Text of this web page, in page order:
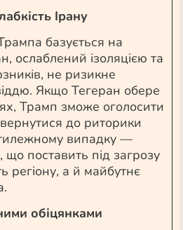
Ірану
базується на
ослаблений ізоляцією та
не ризикне
Якщо Тегеран обере
Трамп зможе оголосити
до риторики
випадку —
що поставить під загрозу
регіону, а й майбутнє
обіцянками